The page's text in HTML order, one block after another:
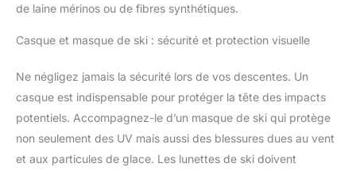
de laine mérinos ou de fibres synthétiques.
Casque et masque de ski : sécurité et protection visuelle
Ne négligez jamais la sécurité lors de vos descentes. Un
casque est indispensable pour protéger la tête des impacts
potentiels. Accompagnez-le d’un masque de ski qui protège
non seulement des UV mais aussi des blessures dues au vent
et aux particules de glace. Les lunettes de ski doivent